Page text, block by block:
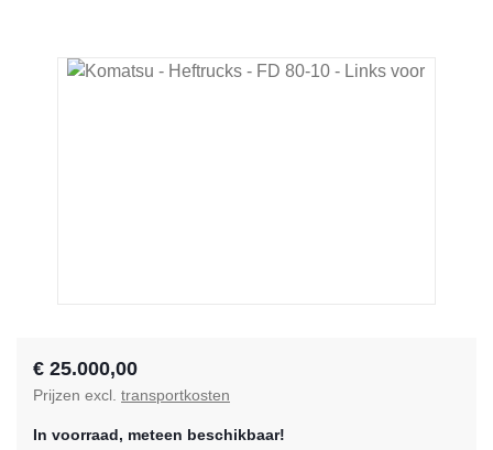
Afbeeldingengalerij overslaan
€ 25.000,00
Prijzen excl. transportkosten
In voorraad, meteen beschikbaar!